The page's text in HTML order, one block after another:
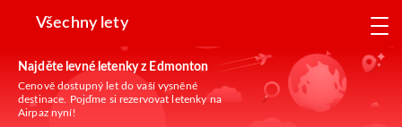
Všechny lety
Najděte levné letenky z Edmonton
Cenově dostupný let do vaší vysněné
destinace. Pojďme si rezervovat letenky na
Airpaz nyní!